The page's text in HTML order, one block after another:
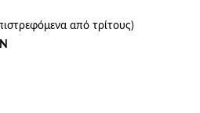
από τρίτους)